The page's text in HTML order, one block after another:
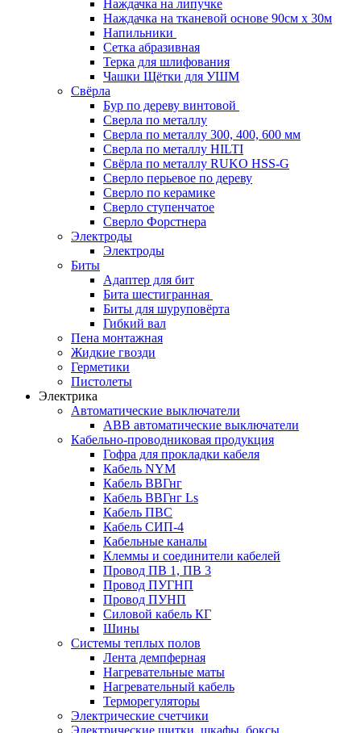
Наждачка на липучке
Наждачка на тканевой основе 90см х 30м
Напильники
Сетка абразивная
Терка для шлифования
Чашки Щётки для УШМ
Свёрла
Бур по дереву винтовой
Сверла по металлу
Сверла по металлу 300, 400, 600 мм
Сверла по металлу HILTI
Свёрла по металлу RUKO HSS-G
Сверло перьевое по дереву
Сверло по керамике
Сверло ступенчатое
Сверло Форстнера
Электроды
Электроды
Биты
Адаптер для бит
Бита шестигранная
Биты для шуруповёрта
Гибкий вал
Пена монтажная
Жидкие гвозди
Герметики
Пистолеты
Электрика
Автоматические выключатели
ABB автоматические выключатели
Кабельно-проводниковая продукция
Гофра для прокладки кабеля
Кабель NYM
Кабель ВВГнг
Кабель ВВГнг Ls
Кабель ПВС
Кабель СИП-4
Кабельные каналы
Клеммы и соединители кабелей
Провод ПВ 1, ПВ 3
Провод ПУГНП
Провод ПУНП
Силовой кабель КГ
Шины
Системы теплых полов
Лента демпферная
Нагревательные маты
Нагревательный кабель
Терморегуляторы
Электрические счетчики
Электрические щитки, шкафы, боксы